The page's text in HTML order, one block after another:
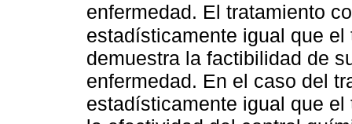
enfermedad. El tratamiento
estadísticamente igual que
demuestra la factibilidad de
enfermedad. En el caso del
estadísticamente igual que